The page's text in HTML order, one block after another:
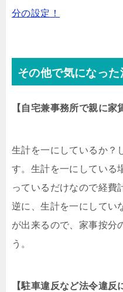
分の設定！
その他で気になっ
【自宅兼事務所で親に家
生計を一にしているか？
す。生計を一にしている
っているだけなので経費
逆に、生計を一にしてい
が出来るので、家事按分
う。
【駐車違反など法令違反